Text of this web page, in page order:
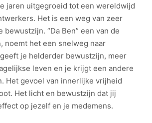
jaren uitgegroeid tot een wereldwijd
Het is een weg van zeer
bewustzijn. “Da Ben” een van de
noemt het een snelweg naar
je helderder bewustzijn, meer
leven en je krijgt een andere
Het gevoel van innerlijke vrijheid
Het licht en bewustzijn dat jij
op jezelf en je medemens.